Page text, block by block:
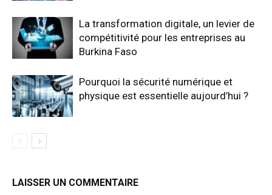
La transformation digitale, un levier de
compétitivité pour les entreprises au
Burkina Faso
Pourquoi la sécurité numérique et
physique est essentielle aujourd’hui ?
LAISSER UN COMMENTAIRE